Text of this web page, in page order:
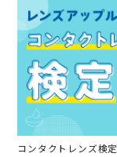
コンタクトレンズ検定